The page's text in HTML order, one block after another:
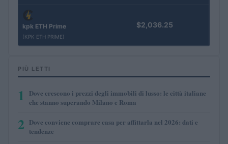
kpk ETH Prime
(KPK ETH PRIME)
$2,036.25
PIÙ LETTI
1
Dove crescono i prezzi degli immobili di lusso: le città italiane
che stanno superando Milano e Roma
2 Dove conviene comprare casa per affittarla nel 2026: dati e
tendenze